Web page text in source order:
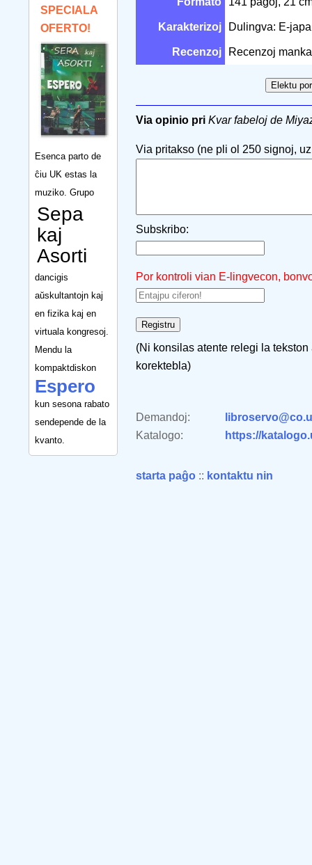
SPECIALA
OFERTO!
Esenca parto de
ĉiu UK estas la
muziko. Grupo
Sepa
kaj
Asorti
dancigis
aŭskultantojn kaj
en fizika kaj en
virtuala kongresoj.
Mendu la
kompaktdiskon
Espero
kun sesona rabato
sendepende de la
kvanto.
Karakterizoj Dulingva: E-
Recenzoj Recenzoj
Via opinio pri Kvar fabeloj de
Via pritakso (ne pli ol 250 signoj,
Subskribo:
Por kontroli vian E-lingvecon,
(Ni konsilas atente relegi la
korektebla)
Demandoj:
Katalogo:
https://
starta paĝo :: kontaktu nin